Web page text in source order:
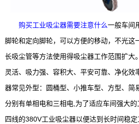
购买工业吸尘器需要注意什么一般车间
脚轮和定向脚轮，可以方便的移动，不光这
长吸尘管等方法使用得吸尘器工作范围扩大
灵活、吸力强、容积大、平安可靠、净化效
器常见外型：圆桶型、小推车型、方型、简
分别有单相电和三相电,为了适应车间强大
四线的380V工业吸尘器以便达到长时间稳定